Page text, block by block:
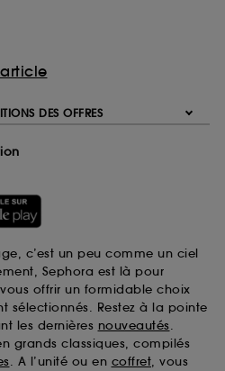
DES OFFRES
c’est un peu comme un ciel
Sephora est là pour
offrir un formidable choix
sélectionnés. Restez à la pointe
les dernières nouveautés.
grands classiques, compilés
. A l’unité ou en coffret, vous